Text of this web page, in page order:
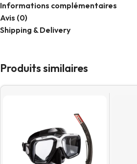
Informations complémentaires
Avis (0)
Shipping & Delivery
Produits similaires